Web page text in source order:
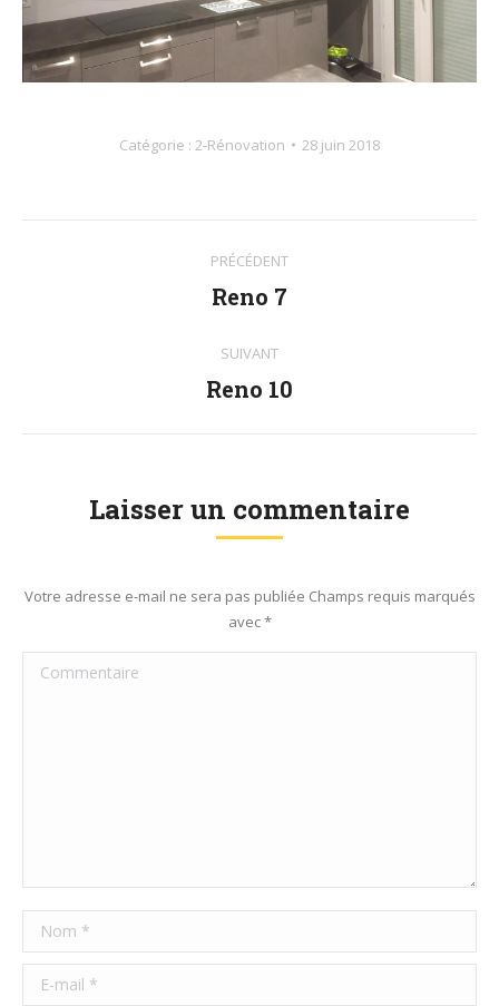
Catégorie : 2-Rénovation 28 juin 2018
PRÉCÉDENT
Album
:
Reno 7
SUIVANT
Album
Reno 10
Laisser un commentaire
Votre adresse e-mail ne sera pas publiée Champs requis marqués
avec*
Commentaire
Nom *
E-mail *